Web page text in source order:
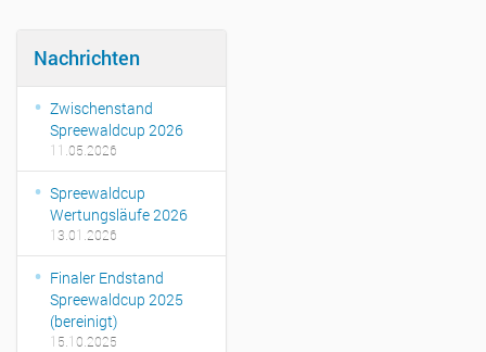
Nachrichten
Zwischenstand
Spreewaldcup 2026
11.05.2026
Spreewaldcup
Wertungsläufe 2026
13.01.2026
Finaler Endstand
Spreewaldcup 2025
(bereinigt)
15.10.2025